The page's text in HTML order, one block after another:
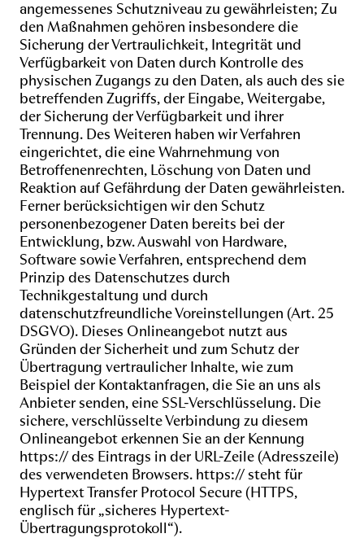
angemessenes Schutzniveau zu gewährleisten; Zu
den Maßnahmen gehören insbesondere die
Sicherung der Vertraulichkeit, Integrität und
Verfügbarkeit von Daten durch Kontrolle des
physischen Zugangs zu den Daten, als auch des sie
betreffenden Zugriffs, der Eingabe, Weitergabe,
der Sicherung der Verfügbarkeit und ihrer
Trennung. Des Weiteren haben wir Verfahren
eingerichtet, die eine Wahrnehmung von
Betroffenenrechten, Löschung von Daten und
Reaktion auf Gefährdung der Daten gewährleisten.
Ferner berücksichtigen wir den Schutz
personenbezogener Daten bereits bei der
Entwicklung, bzw. Auswahl von Hardware,
Software sowie Verfahren, entsprechend dem
Prinzip des Datenschutzes durch
Technikgestaltung und durch
datenschutzfreundliche Voreinstellungen (Art. 25
DSGVO). Dieses Onlineangebot nutzt aus
Gründen der Sicherheit und zum Schutz der
Übertragung vertraulicher Inhalte, wie zum
Beispiel der Kontaktanfragen, die Sie an uns als
Anbieter senden, eine SSL-Verschlüsselung. Die
sichere, verschlüsselte Verbindung zu diesem
Onlineangebot erkennen Sie an der Kennung
https:// des Eintrags in der URL-Zeile (Adresszeile)
des verwendeten Browsers. https:// steht für
Hypertext Transfer Protocol Secure (HTTPS,
englisch für „sicheres Hypertext-
Übertragungsprotokoll“).